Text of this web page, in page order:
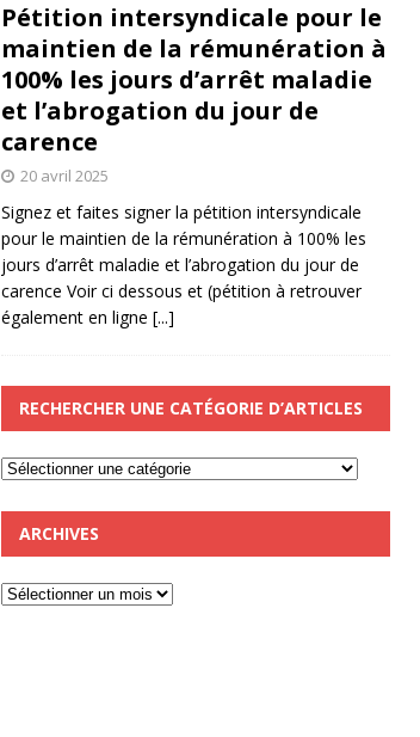
Pétition intersyndicale pour le
maintien de la rémunération à
100% les jours d’arrêt maladie
et l’abrogation du jour de
carence
20 avril 2025
Signez et faites signer la pétition intersyndicale
pour le maintien de la rémunération à 100% les
jours d’arrêt maladie et l’abrogation du jour de
carence Voir ci dessous et (pétition à retrouver
également en ligne [...]
RECHERCHER UNE CATÉGORIE D’ARTICLES
ARCHIVES